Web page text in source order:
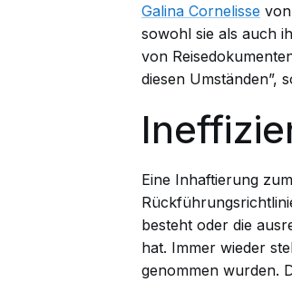
Galina Cornelisse
sowohl sie als auch
von
diesen Umständen”,
Eine Inhaftierung
besteht oder die
hat. Immer wieder
genommen wurden.